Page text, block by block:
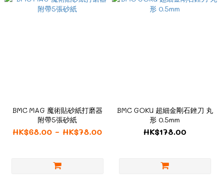
BMC MAG 魔術貼砂紙打磨器
附帶5張砂紙
HK$68.00 ~ HK$78.00
BMC GOKU 超細金剛石銼刀 丸
形 0.5mm
HK$178.00